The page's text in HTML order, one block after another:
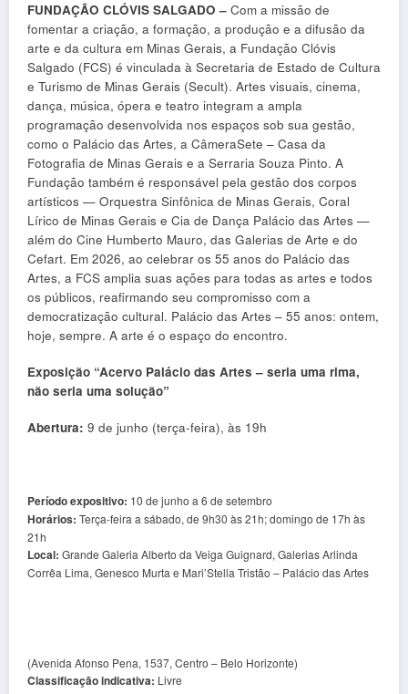
FUNDAÇÃO CLÓVIS SALGADO – Com a missão de
fomentar a criação, a formação, a produção e a difusão da
arte e da cultura em Minas Gerais, a Fundação Clóvis
Salgado (FCS) é vinculada à Secretaria de Estado de Cultura
e Turismo de Minas Gerais (Secult). Artes visuais, cinema,
dança, música, ópera e teatro integram a ampla
programação desenvolvida nos espaços sob sua gestão,
como o Palácio das Artes, a CâmeraSete – Casa da
Fotografia de Minas Gerais e a Serraria Souza Pinto. A
Fundação também é responsável pela gestão dos corpos
artísticos — Orquestra Sinfônica de Minas Gerais, Coral
Lírico de Minas Gerais e Cia de Dança Palácio das Artes —
além do Cine Humberto Mauro, das Galerias de Arte e do
Cefart. Em 2026, ao celebrar os 55 anos do Palácio das
Artes, a FCS amplia suas ações para todas as artes e todos
os públicos, reafirmando seu compromisso com a
democratização cultural. Palácio das Artes – 55 anos: ontem,
hoje, sempre. A arte é o espaço do encontro.
Exposição “Acervo Palácio das Artes – seria uma rima,
não seria uma solução”
Abertura: 9 de junho (terça-feira), às 19h
Período expositivo: 10 de junho a 6 de setembro
Horários: Terça-feira a sábado, de 9h30 às 21h; domingo de 17h às
21h
Local: Grande Galeria Alberto da Veiga Guignard, Galerias Arlinda
Corrêa Lima, Genesco Murta e Mari’Stella Tristão – Palácio das Artes
(Avenida Afonso Pena, 1537, Centro – Belo Horizonte)
Classificação indicativa: Livre